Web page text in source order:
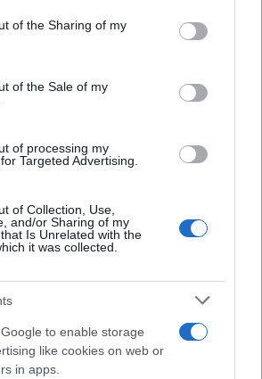
or usage behaviour. You may click to
to Google and its third-party tags to
specified purposes in below Google
of the Sharing of my
of the Sale of my
of processing my
Targeted Advertising.
of Collection, Use,
and/or Sharing of my
Is Unrelated with the
it was collected.
to enable storage
like cookies on web or
in apps.